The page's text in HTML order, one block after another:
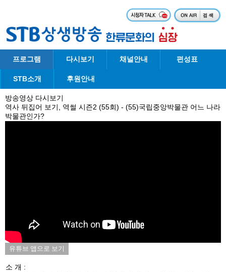
프로그램 다시보기 채널안내 편성표
STB소개 후원안내
방송영상 다시보기
역사 뒤집어 보기, 역썰 시즌2 (55회) - (55)국립중앙박물관 어느 나라
박물관인가?
유튜브 앱으로 보기
소 개 :